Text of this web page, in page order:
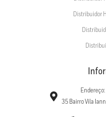
Distribuidor
35 Bairro Vila